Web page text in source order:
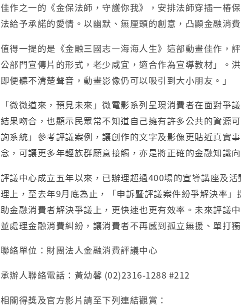
佳作之一的《金保法師，守護你我》，安排法師穿插一樁
法給予承諾的愛情。以幽默、無厘頭的創意，凸顯金融消
值得一提的是《金融三國志—海海人生》這部動畫佳作，
公部門宣傳片的形式，老少咸宜，適合作為宣導教材」。
即便聽不清楚聲音，動畫影像仍可以吸引到大小朋友。」
「微微道來，預見未來」微電影系列呈現消費者在面對
結果吻合，也顯示民眾常不知道自己擁有許多公共的資源
詢系統」參考評議案例，讓創作的文字及影像更貼近真實
念，可讓更多年輕族群願意接觸，亦是將正確的金融知識向
評議中心成立五年以來，已辦理超過400場的宣導講座及
理上，至去年9月底為止，「申訴暨評議案件紛爭解決率
助金融消費者解決爭議上，更快速也更有效率。未來評議
並處理金融消費糾紛，讓消費者不再感到孤立無援、單打獨
聯絡單位：財團法人金融消費評議中心
承辦人聯絡電話：黃幼馨 (02)2316-1288 #212
相關得獎及官方影片請至下列連結觀賞：